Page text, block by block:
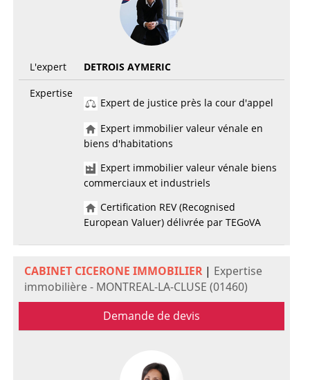
L'expert
DETROIS AYMERIC
Expertise
Expert de justice près la cour d'appel
Expert immobilier valeur vénale en
biens d'habitations
Expert immobilier valeur vénale biens
commerciaux et industriels
Certification REV (Recognised
European Valuer) délivrée par TEGoVA
CABINET CICERONE IMMOBILIER| Expertise
immobilière - MONTREAL-LA-CLUSE (01460)
Demande de devis